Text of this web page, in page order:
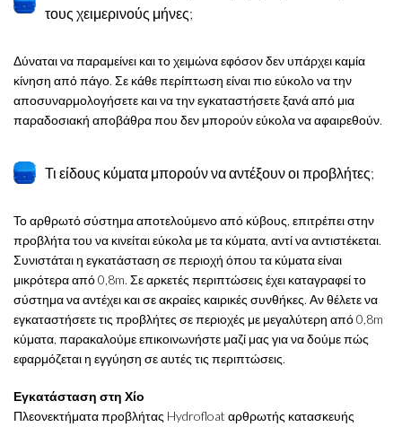
τους χειμερινούς μήνες;
Δύναται να παραμείνει και το χειμώνα εφόσον δεν υπάρχει καμία
κίνηση από πάγο. Σε κάθε περίπτωση είναι πιο εύκολο να την
αποσυναρμολογήσετε και να την εγκαταστήσετε ξανά από μια
παραδοσιακή αποβάθρα που δεν μπορούν εύκολα να αφαιρεθούν.
Τι είδους κύματα μπορούν να αντέξουν οι προβλήτες;
Το αρθρωτό σύστημα αποτελούμενο από κύβους, επιτρέπει στην
προβλήτα του να κινείται εύκολα με τα κύματα, αντί να αντιστέκεται.
Συνιστάται η εγκατάσταση σε περιοχή όπου τα κύματα είναι
μικρότερα από 0,8m. Σε αρκετές περιπτώσεις έχει καταγραφεί το
σύστημα να αντέχει και σε ακραίες καιρικές συνθήκες. Αν θέλετε να
εγκαταστήσετε τις προβλήτες σε περιοχές με μεγαλύτερη από 0,8m
κύματα, παρακαλούμε επικοινωνήστε μαζί μας για να δούμε πώς
εφαρμόζεται η εγγύηση σε αυτές τις περιπτώσεις.
Εγκατάσταση στη Χίο
Πλεονεκτήματα προβλήτας Hydrofloat αρθρωτής κατασκευής